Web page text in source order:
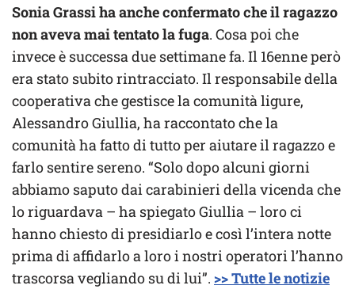
Sonia Grassi ha anche confermato che il ragazzo
non aveva mai tentato la fuga. Cosa poi che
invece è successa due settimane fa. Il 16enne però
era stato subito rintracciato. Il responsabile della
cooperativa che gestisce la comunità ligure,
Alessandro Giullia, ha raccontato che la
comunità ha fatto di tutto per aiutare il ragazzo e
farlo sentire sereno. “Solo dopo alcuni giorni
abbiamo saputo dai carabinieri della vicenda che
lo riguardava – ha spiegato Giullia – loro ci
hanno chiesto di presidiarlo e così l’intera notte
prima di affidarlo a loro i nostri operatori l’hanno
trascorsa vegliando su di lui”. >> Tutte le notizie